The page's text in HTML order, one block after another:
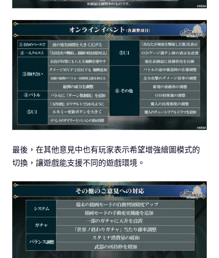
最後，在其他意見中也有玩家表示希望增強繪圖模式的
切換，讓遊戲能支援不同的遊戲環境。